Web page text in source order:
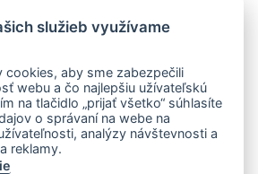
služieb využívame
cookies, aby sme zabezpečili
webu a čo najlepšiu užívateľskú
na tlačidlo „prijať všetko“ súhlasíte
o správaní na webe na
analýzy návštevnosti a
reklamy.